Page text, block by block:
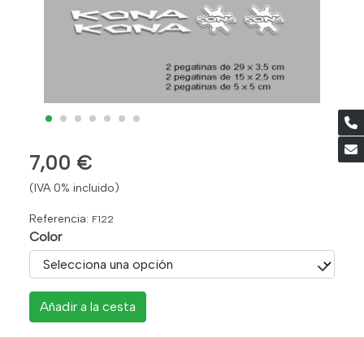
7,00 €
(IVA 0% incluido)
Referencia: F122
Color
Añadir a la cesta